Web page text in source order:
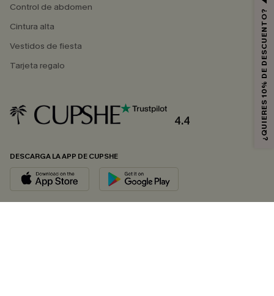
Control de abdomen
Cintura alta
Vestidos de fiesta
Tarjeta regalo
4.4
DESCARGA LA APP DE CUPSHE
¿QUIERES 10% DE DESCUENTO?